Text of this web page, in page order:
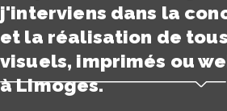
j'interviens dans la
et la réalisation de
visuels, imprimés ou
à Limoges.